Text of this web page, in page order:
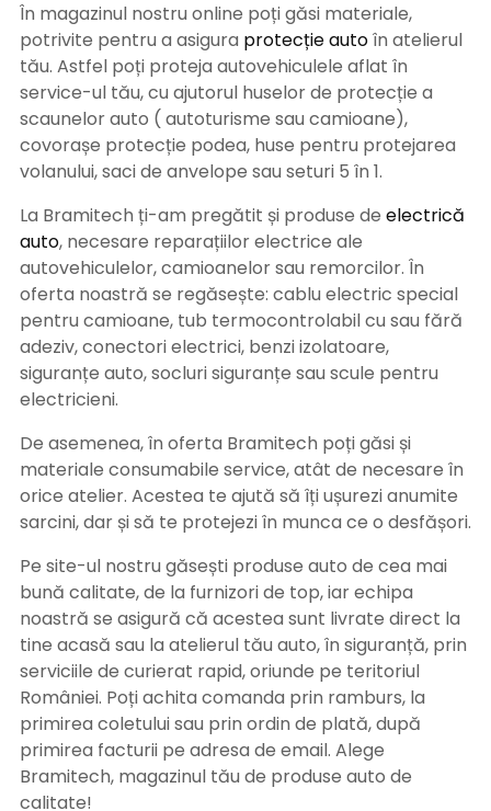
În magazinul nostru online poți găsi materiale,
potrivite pentru a asigura protecție autoîn atelierul
tău. Astfel poți proteja autovehiculele aflat în
service-ul tău, cu ajutorul huselor de protecție a
scaunelor auto ( autoturisme sau camioane),
covorașe protecție podea, huse pentru protejarea
volanului, saci de anvelope sau seturi 5 în 1.
La Bramitech ți-am pregătit și produse de electrică
auto, necesare reparațiilor electrice ale
autovehiculelor, camioanelor sau remorcilor. În
oferta noastră se regăsește: cablu electric special
pentru camioane, tub termocontrolabil cu sau fără
adeziv, conectori electrici, benzi izolatoare,
siguranțe auto, socluri siguranțe sau scule pentru
electricieni.
De asemenea, în oferta Bramitech poți găsi și
materiale consumabile service, atât de necesare în
orice atelier. Acestea te ajută să îți ușurezi anumite
sarcini, dar și să te protejezi în munca ce o desfășori.
Pe site-ul nostru găsești produse auto de cea mai
bună calitate, de la furnizori de top, iar echipa
noastră se asigură că acestea sunt livrate direct la
tine acasă sau la atelierul tău auto, în siguranță, prin
serviciile de curierat rapid, oriunde pe teritoriul
României. Poți achita comanda prin ramburs, la
primirea coletului sau prin ordin de plată, după
primirea facturii pe adresa de email. Alege
Bramitech, magazinul tău de produse auto de
calitate!